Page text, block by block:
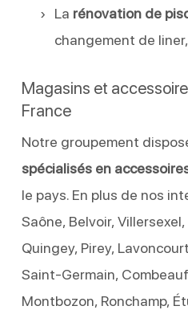
La rénovation de
changement de
Magasins et
France
Notre groupement
spécialisés en
le pays. En plus de nos
Saône, Belvoir,
Quingey, Pirey,
Saint-Germain,
Montbozon, Ronchamp,